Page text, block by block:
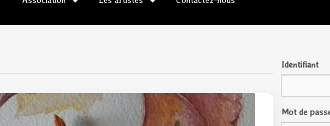
Identifiant
Mot de